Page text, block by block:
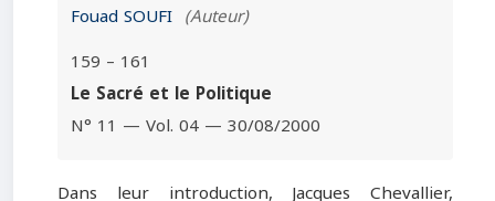
Fouad SOUFI (Auteur)
159 – 161
Le Sacré et le Politique
N° 11 — Vol. 04 — 30/08/2000
Dans leur introduction, Jacques Chevallier,